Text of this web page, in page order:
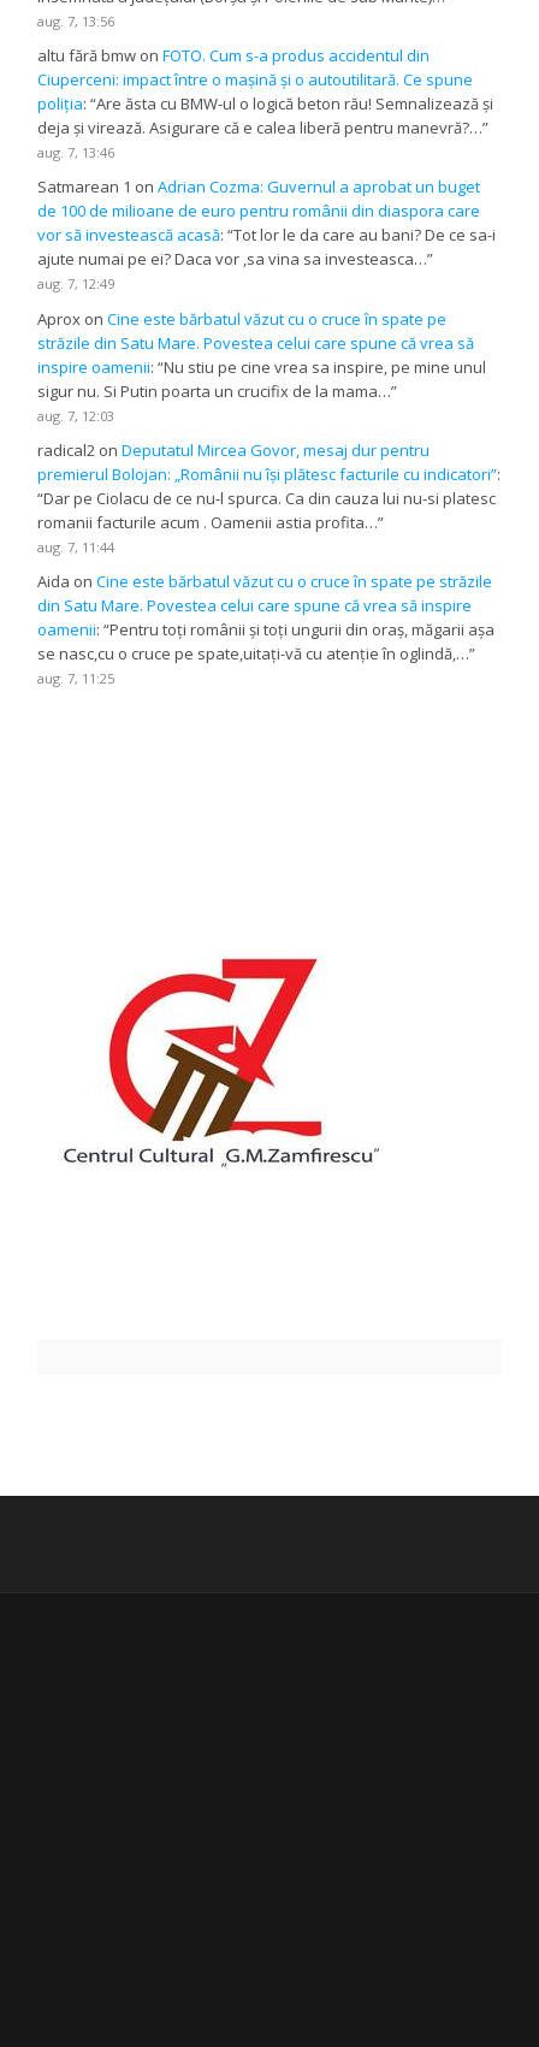
aug. 7, 13:56
altu fără bmw onFOTO. Cum s-a produs accidentul din
Ciuperceni: impact între o mașină și o autoutilitară. Ce spune
poliția: “Are ăsta cu BMW-ul o logică beton rău! Semnalizează și
deja și virează. Asigurare că e calea liberă pentru manevră?…”
aug. 7, 13:46
Satmarean 1 onAdrian Cozma: Guvernul a aprobat un buget
de 100 de milioane de euro pentru românii din diaspora care
vor să investească acasă: “Tot lor le da care au bani? De ce sa-i
ajute numai pe ei? Daca vor ,sa vina sa investeasca…”
aug. 7, 12:49
Aprox onCine este bărbatul văzut cu o cruce în spate pe
străzile din Satu Mare. Povestea celui care spune că vrea să
inspire oamenii: “Nu stiu pe cine vrea sa inspire, pe mine unul
sigur nu. Si Putin poarta un crucifix de la mama…”
aug. 7, 12:03
radical2 onDeputatul Mircea Govor, mesaj dur pentru
premierul Bolojan: „Românii nu își plătesc facturile cu indicatori”:
“Dar pe Ciolacu de ce nu-l spurca. Ca din cauza lui nu-si platesc
romanii facturile acum . Oamenii astia profita…”
aug. 7, 11:44
Aida onCine este bărbatul văzut cu o cruce în spate pe străzile
din Satu Mare. Povestea celui care spune că vrea să inspire
oamenii: “Pentru toți românii și toți ungurii din oraș, măgarii așa
se nasc,cu o cruce pe spate,uitați-vă cu atenție în oglindă,…”
aug. 7, 11:25